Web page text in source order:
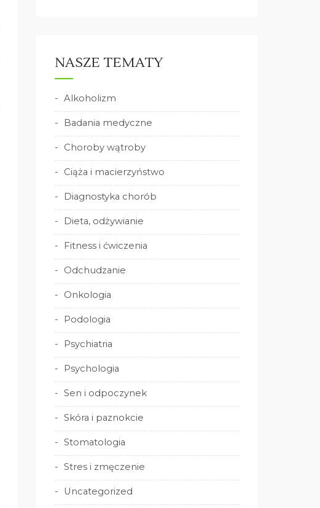
NASZE TEMATY
Alkoholizm
Badania medyczne
Choroby wątroby
Ciąża i macierzyństwo
Diagnostyka chorób
Dieta, odżywianie
Fitness i ćwiczenia
Odchudzanie
Onkologia
Podologia
Psychiatria
Psychologia
Sen i odpoczynek
Skóra i paznokcie
Stomatologia
Stres i zmęczenie
Uncategorized